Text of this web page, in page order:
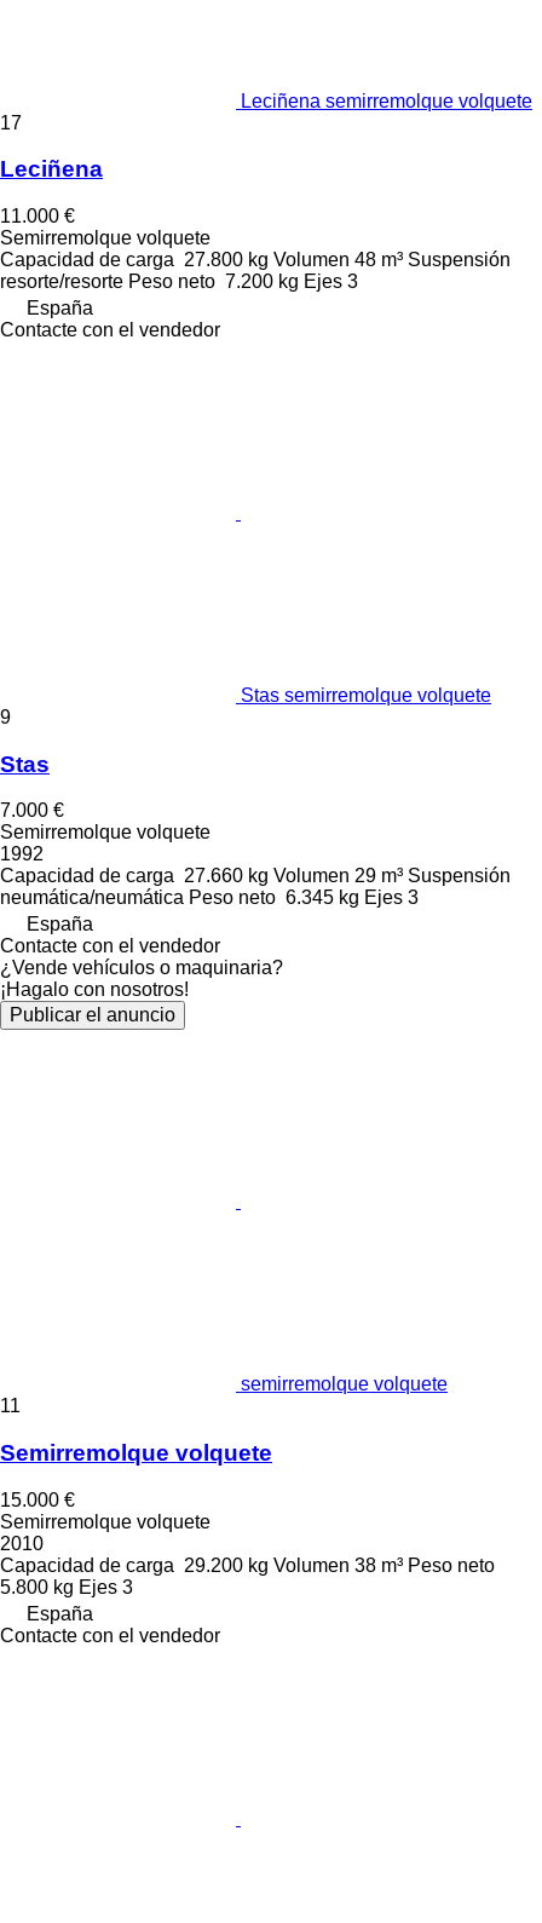
Leciñena semirremolque volquete
17
Leciñena
11.000 €
Semirremolque volquete
Capacidad de carga 27.800 kg Volumen 48 m³ Suspensión
resorte/resorte Peso neto 7.200 kg Ejes 3
España
Contacte con el vendedor
Stas semirremolque volquete
9
Stas
7.000 €
Semirremolque volquete
1992
Capacidad de carga 27.660 kg Volumen 29 m³ Suspensión
neumática/neumática Peso neto 6.345 kg Ejes 3
España
Contacte con el vendedor
¿Vende vehículos o maquinaria?
¡Hagalo con nosotros!
Publicar el anuncio
semirremolque volquete
11
Semirremolque volquete
15.000 €
Semirremolque volquete
2010
Capacidad de carga 29.200 kg Volumen 38 m³ Peso neto
5.800 kg Ejes 3
España
Contacte con el vendedor